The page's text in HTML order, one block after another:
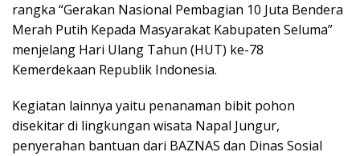
rangka “Gerakan Nasional Pembagian 10 Juta Bendera
Merah Putih Kepada Masyarakat Kabupaten Seluma”
menjelang Hari Ulang Tahun (HUT) ke-78
Kemerdekaan Republik Indonesia.
Kegiatan lainnya yaitu penanaman bibit pohon
disekitar di lingkungan wisata Napal Jungur,
penyerahan bantuan dari BAZNAS dan Dinas Sosial